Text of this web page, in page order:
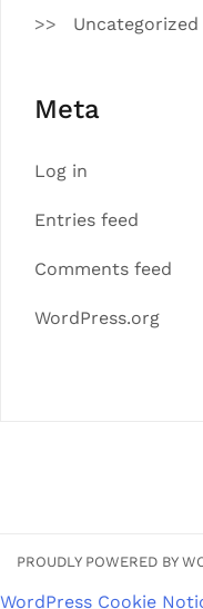
Uncategorized
Meta
Log in
Entries feed
Comments feed
WordPress.org
PROUDLY POWERED BY
WordPress Cookie